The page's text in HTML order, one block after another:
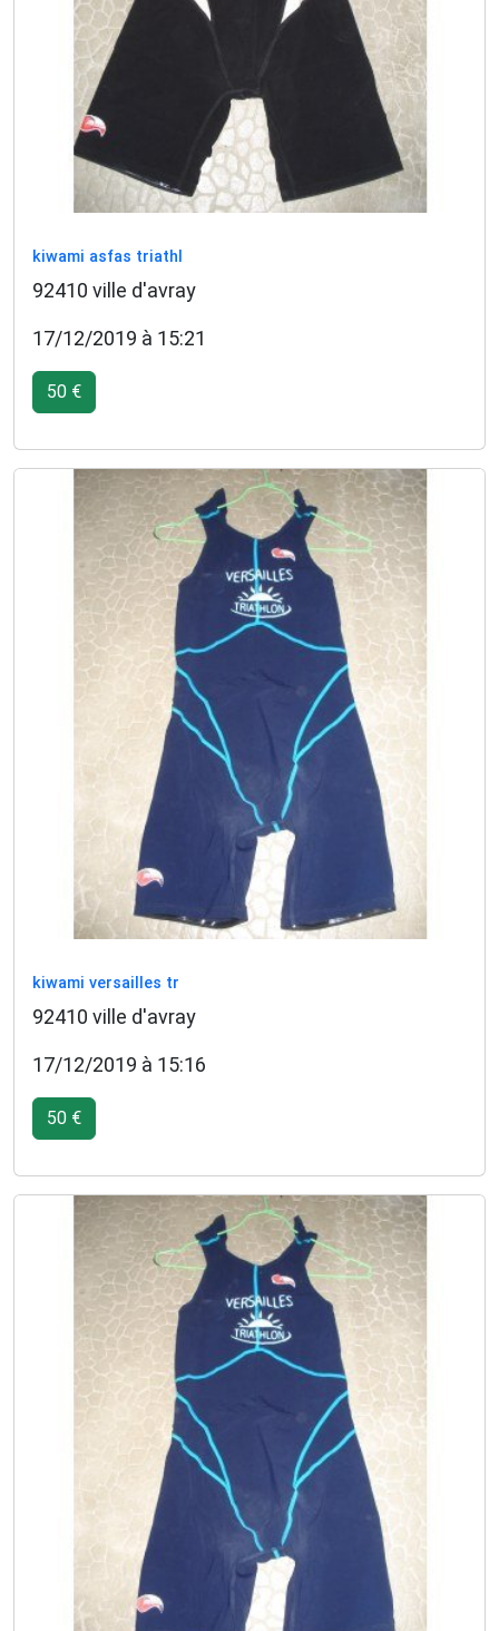
kiwami asfas triathl
92410 ville d'avray
17/12/2019 à 15:21
50 €
kiwami versailles tr
92410 ville d'avray
17/12/2019 à 15:16
50 €